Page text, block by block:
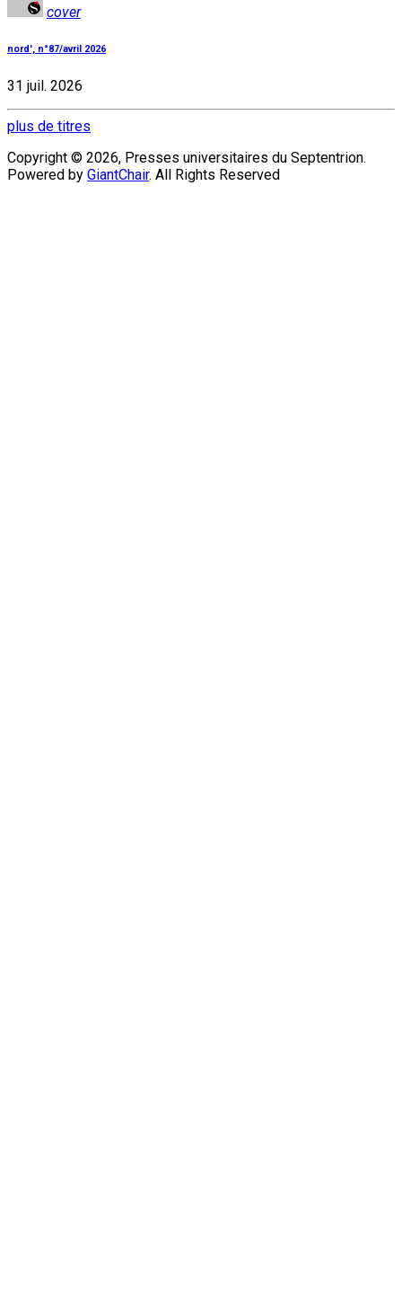
cover
nord', n°87/avril 2026
31 juil. 2026
plus de titres
Copyright © 2026, Presses universitaires du Septentrion.
Powered by GiantChair. All Rights Reserved